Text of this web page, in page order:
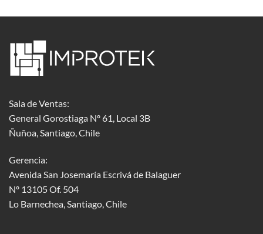
Sala de Ventas:
General Gorostiaga Nº 61, Local 3B
Ñuñoa, Santiago, Chile
Gerencia:
Avenida San Josemaría Escrivá de Balaguer
Nº 13105 Of. 504
Lo Barnechea, Santiago, Chile